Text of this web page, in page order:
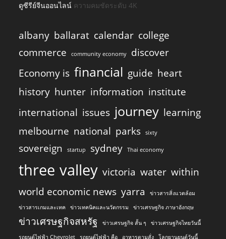
ดูซีรีย์จีนออนไลน์ ความคมชัดระดับ 4K
albany ballarat calendar college
commerce
community economy
discover
Economy is financial guide heart
history hunter information institute
international issues journey learning
melbourne national parks sixty
sovereign startup sydney Thai economy
three valley victoria water within
world economic news yarra
ข่าวสารสิ่งแวดล้อม
ข่าวสารเกมและเทค
ข่าวเทคนิคและนวัตกรรม ข่าวเศรษฐกิจ ภาษาอังกฤษ
ข่าวเศรษฐกิจสหรัฐ ข่าวเศรษฐกิจ สั้น ๆ
ข่าวเศรษฐกิจไทยวันนี้
รถยนต์ไฟฟ้า Chevrolet
รถยนต์ไฟฟ้า คือ อาหารตามสั่ง โลกยานยนต์วันนี้